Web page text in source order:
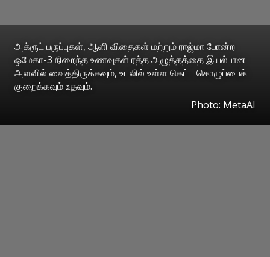
அக்ரூட் பருப்புகள், ஆளி விதைகள் மற்றும் ராஜ்மா போன்ற
ஒமேகா-3 நிறைந்த உணவுகள் ரத்த அழுத்தத்தை இயல்பான
அளவில் வைத்திருக்கவும், உடலில் உள்ள கெட்ட கொழுப்பைக்
குறைக்கவும் உதவும்.
Photo: MetaAI